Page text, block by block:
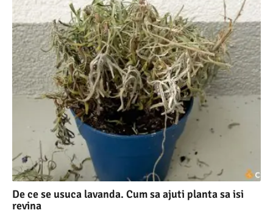
De ce se usuca lavanda. Cum sa ajuti planta sa isi
revina